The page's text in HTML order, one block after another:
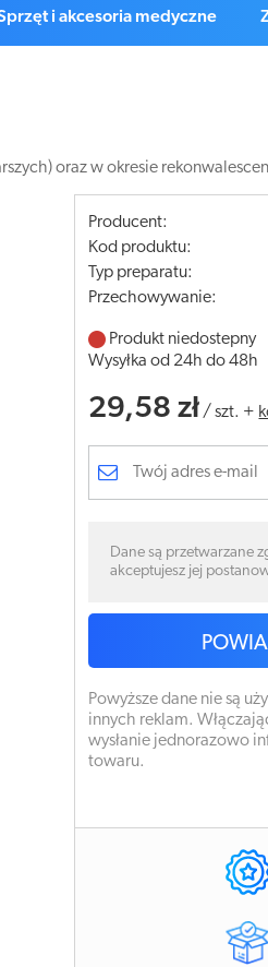
i akcesoria medyczne
oraz w okresie
Producent:
Kod produktu:
Typ preparatu:
Przechowywanie:
Produkt niedostepny
Wysyłka od 24h do 48h
29,58 zł /szt. +
Dane są przetwarzane
akceptujesz jej
Powyższe dane nie są
innych reklam.
wysłanie jednorazowo
towaru.